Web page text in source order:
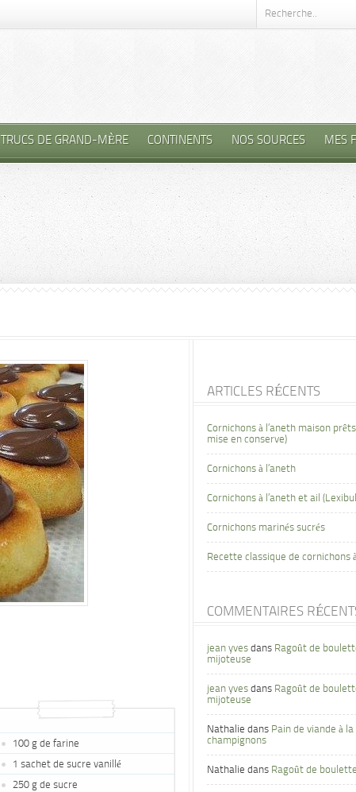
TRUCS DE GRAND-MÈRE CONTINENTS NOS SOURCES MES
100 g de farine
1 sachet de sucre vanillé
250 g de sucre
ARTICLES RÉCENTS
Cornichons à l’aneth maison
mise en conserve)
Cornichons à l’aneth
Cornichons à l’aneth et ail
Cornichons marinés sucrés
Recette classique de cornichons
COMMENTAIRES
jean yves dans Ragoût de
mijoteuse
jean yves dans Ragoût de
mijoteuse
Nathalie dans Pain de viande à
champignons
Nathalie dans Ragoût de